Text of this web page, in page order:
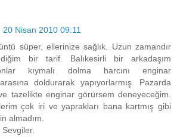
20 Nisan 2010 09:11
süper, ellerinize sağlık. Uzun zamandır
bir tarif. Balıkesirli bir arkadaşım
kıymalı dolma harcını enginar
doldurarak yapıyorlarmış. Pazarda
tazelikte enginar görürsem deneyeceğim.
çok iri ve yaprakları bana kartmış gibi
almadım.